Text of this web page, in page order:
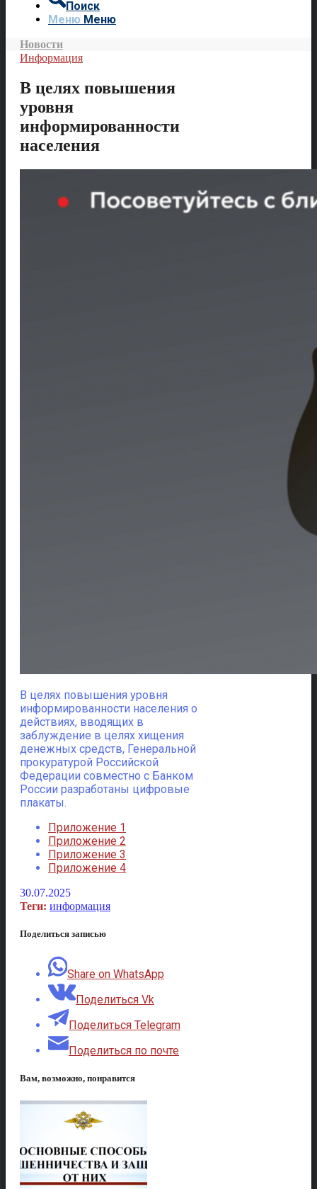
Поиск
Меню Меню
Новости
Информация
В целях повышения
уровня
информированности
населения
В целях повышения уровня
информированности населения о
действиях, вводящих в
заблуждение в целях хищения
денежных средств, Генеральной
прокуратурой Российской
Федерации совместно с Банком
России разработаны цифровые
плакаты.
Приложение 1
Приложение 2
Приложение 3
Приложение 4
30.07.2025
Теги: информация
Поделиться записью
Share on WhatsApp
Поделиться Vk
Поделиться Telegram
Поделиться по почте
Вам, возможно, понравится